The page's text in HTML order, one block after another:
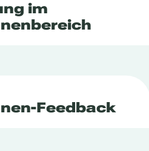
im
Feedback